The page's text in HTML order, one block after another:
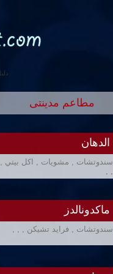
مطاعم مدينتى
الدهان
سندوتشات , مشويات , اكل بيتي
, ,
ماكدونالدز
سندوتشات , فرايد تشيكن , , ,